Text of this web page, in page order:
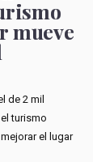
mueve
de 2 mil
turismo
el lugar